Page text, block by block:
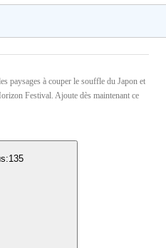
paysages à couper le souffle du Japon et
Festival. Ajoute dès maintenant ce
135